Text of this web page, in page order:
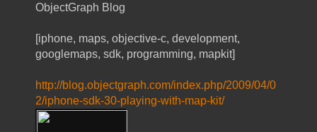
ObjectGraph Blog
[iphone, maps, objective-c, development,
googlemaps, sdk, programming, mapkit]
http://blog.objectgraph.com/index.php/2009/04/0
2/iphone-sdk-30-playing-with-map-kit/